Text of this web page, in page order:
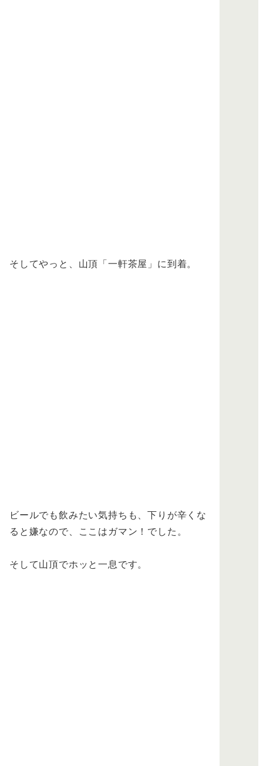
そしてやっと、山頂「一軒茶屋」に到着。
ビールでも飲みたい気持ちも、下りが辛くな
ると嫌なので、ここはガマン！でした。
そして山頂でホッと一息です。